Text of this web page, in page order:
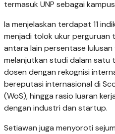
termasuk UNP sebagai
Ia menjelaskan terdapat 11
menjadi tolok ukur perguruan
antara lain persentase
melanjutkan studi dalam satu
dosen dengan rekognisi
bereputasi internasional di
(WoS), hingga rasio luaran
dengan industri dan startup.
Setiawan juga menyoroti